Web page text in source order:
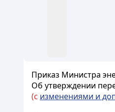
Приказ Министра
Об утверждении
(с изменениями и